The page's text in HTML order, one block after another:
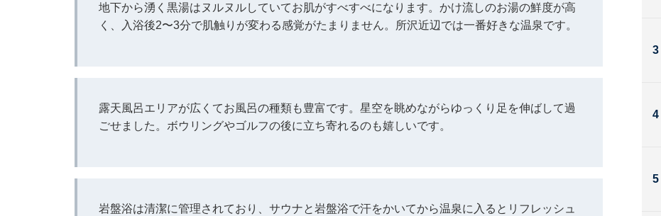
地下から湧く黒湯はヌルヌルしていてお肌がすべすべになります。かけ流しのお湯の鮮度が高
く、入浴後2〜3分で肌触りが変わる感覚がたまりません。所沢近辺では一番好きな温泉です。
露天風呂エリアが広くてお風呂の種類も豊富です。星空を眺めながらゆっくり足を伸ばして過
ごせました。ボウリングやゴルフの後に立ち寄れるのも嬉しいです。
岩盤浴は清潔に管理されており、サウナと岩盤浴で汗をかいてから温泉に入るとリフレッシュ
3
4
5